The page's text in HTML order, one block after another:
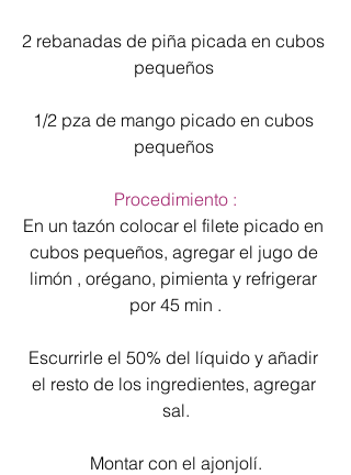
2 rebanadas de piña picada en cubos
pequeños
1/2 pza de mango picado en cubos
pequeños
Procedimiento :
En un tazón colocar el filete picado en
cubos pequeños, agregar el jugo de
limón , orégano, pimienta y refrigerar
por 45 min .
Escurrirle el 50% del líquido y añadir
el resto de los ingredientes, agregar
sal.
Montar con el ajonjolí.